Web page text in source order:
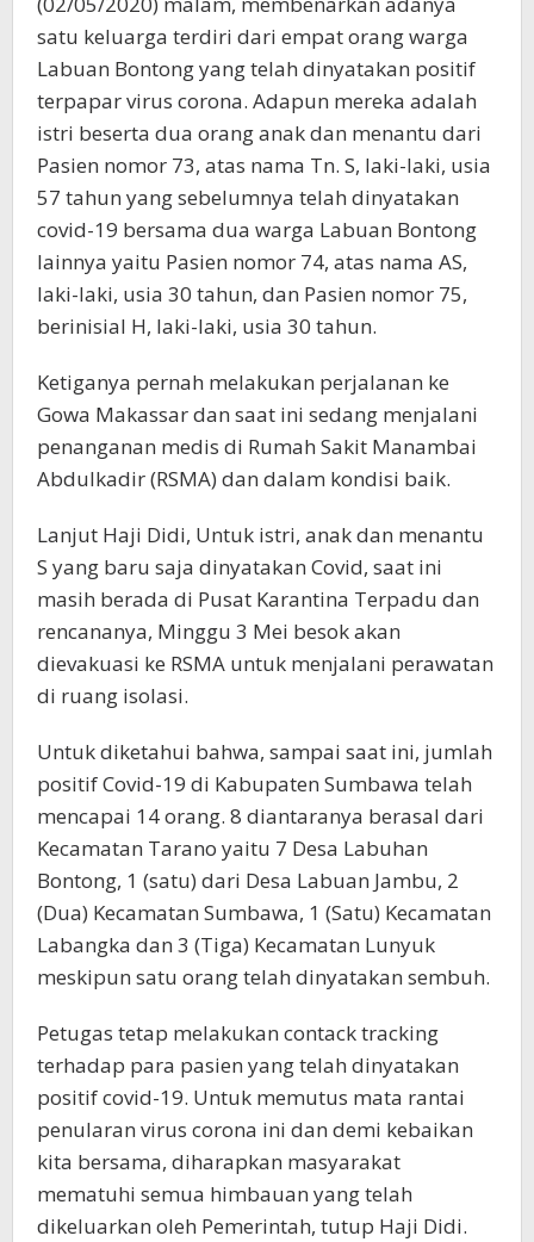
satu keluarga terdiri dari empat orang warga
Labuan Bontong yang telah dinyatakan positif
terpapar virus corona. Adapun mereka adalah
istri beserta dua orang anak dan menantu dari
Pasien nomor 73, atas nama Tn. S, laki-laki, usia
57 tahun yang sebelumnya telah dinyatakan
covid-19 bersama dua warga Labuan Bontong
lainnya yaitu Pasien nomor 74, atas nama AS,
laki-laki, usia 30 tahun, dan Pasien nomor 75,
berinisial H, laki-laki, usia 30 tahun.
Ketiganya pernah melakukan perjalanan ke
Gowa Makassar dan saat ini sedang menjalani
penanganan medis di Rumah Sakit Manambai
Abdulkadir (RSMA) dan dalam kondisi baik.
Lanjut Haji Didi, Untuk istri, anak dan menantu
S yang baru saja dinyatakan Covid, saat ini
masih berada di Pusat Karantina Terpadu dan
rencananya, Minggu 3 Mei besok akan
dievakuasi ke RSMA untuk menjalani perawatan
di ruang isolasi.
Untuk diketahui bahwa, sampai saat ini, jumlah
positif Covid-19 di Kabupaten Sumbawa telah
mencapai 14 orang. 8 diantaranya berasal dari
Kecamatan Tarano yaitu 7 Desa Labuhan
Bontong, 1 (satu) dari Desa Labuan Jambu, 2
(Dua) Kecamatan Sumbawa, 1 (Satu) Kecamatan
Labangka dan 3 (Tiga) Kecamatan Lunyuk
meskipun satu orang telah dinyatakan sembuh.
Petugas tetap melakukan contack tracking
terhadap para pasien yang telah dinyatakan
positif covid-19. Untuk memutus mata rantai
penularan virus corona ini dan demi kebaikan
kita bersama, diharapkan masyarakat
mematuhi semua himbauan yang telah
dikeluarkan oleh Pemerintah, tutup Haji Didi.